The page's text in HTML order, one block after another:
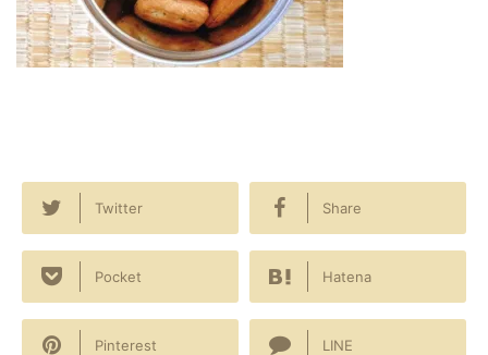
Twitter Share
Pocket Hatena
Pinterest LINE